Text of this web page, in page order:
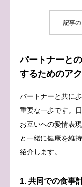
記事
パートナーと
するためのア
パートナーと共に
重要な一歩です。
お互いへの愛情表
と一緒に健康を維
紹介します。
1. 共同での食事